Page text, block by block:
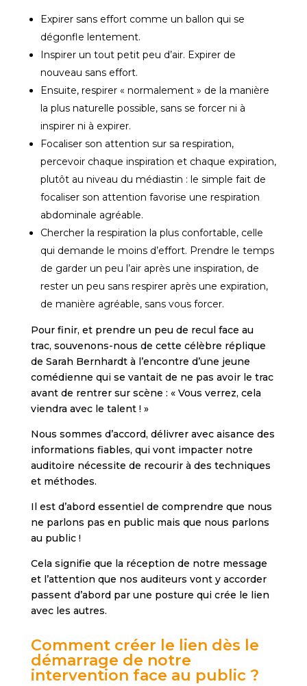
Expirer sans effort comme un ballon qui se
dégonfle lentement.
Inspirer un tout petit peu d’air. Expirer de
nouveau sans effort.
Ensuite, respirer « normalement » de la manière
la plus naturelle possible, sans se forcer ni à
inspirer ni à expirer.
Focaliser son attention sur sa respiration,
percevoir chaque inspiration et chaque expiration,
plutôt au niveau du médiastin : le simple fait de
focaliser son attention favorise une respiration
abdominale agréable.
Chercher la respiration la plus confortable, celle
qui demande le moins d’effort. Prendre le temps
de garder un peu l’air après une inspiration, de
rester un peu sans respirer après une expiration,
de manière agréable, sans vous forcer.
Pour finir, et prendre un peu de recul face au
trac, souvenons-nous de cette célèbre réplique
de Sarah Bernhardt à l’encontre d’une jeune
comédienne qui se vantait de ne pas avoir le trac
avant de rentrer sur scène : « Vous verrez, cela
viendra avec le talent ! »
Nous sommes d’accord, délivrer avec aisance des
informations fiables, qui vont impacter notre
auditoire nécessite de recourir à des techniques
et méthodes.
Il est d’abord essentiel de comprendre que nous
ne parlons pas en public mais que nous parlons
au public !
Cela signifie que la réception de notre message
et l’attention que nos auditeurs vont y accorder
passent d’abord par une posture qui crée le lien
avec les autres.
Comment créer le lien dès le
démarrage de notre
intervention face au public ?